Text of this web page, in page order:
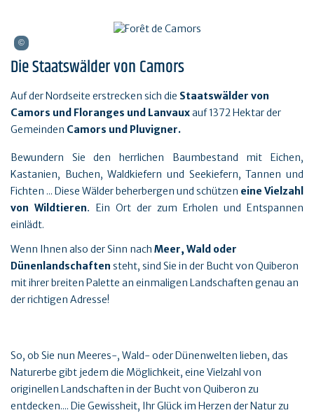
Die Staatswälder von Camors
Auf der Nordseite erstrecken sich die Staatswälder von
Camors und Floranges und Lanvauxauf 1372 Hektar der
Gemeinden Camors und Pluvigner.
Bewundern Sie den herrlichen Baumbestand mit Eichen,
Kastanien, Buchen, Waldkiefern und Seekiefern, Tannen und
Fichten ... Diese Wälder beherbergen und schützen eine Vielzahl
von Wildtieren. Ein Ort der zum Erholen und Entspannen
einlädt.
Wenn Ihnen also der Sinn nach Meer, Wald oder
Dünenlandschaften steht, sind Sie in der Bucht von Quiberon
mit ihrer breiten Palette an einmaligen Landschaften genau an
der richtigen Adresse!
So, ob Sie nun Meeres-, Wald- oder Dünenwelten lieben, das
Naturerbe gibt jedem die Möglichkeit, eine Vielzahl von
originellen Landschaften in der Bucht von Quiberon zu
entdecken.... Die Gewissheit, Ihr Glück im Herzen der Natur zu